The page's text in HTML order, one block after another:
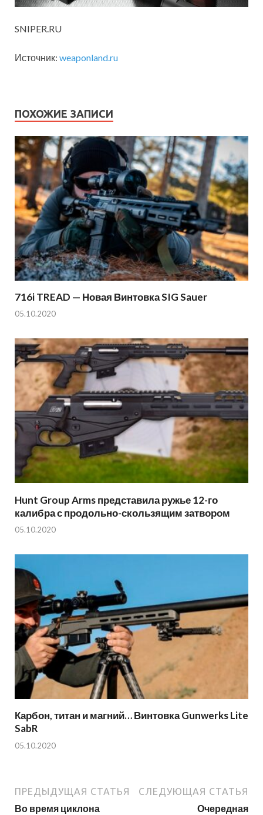
SNIPER.RU
Источник: weaponland.ru
ПОХОЖИЕ ЗАПИСИ
716i TREAD — Новая Винтовка SIG Sauer
05.10.2020
Hunt Group Arms представила ружье 12-го
калибра с продольно-скользящим затвором
05.10.2020
Карбон, титан и магний… Винтовка Gunwerks Lite
SabR
05.10.2020
ПРЕДЫДУЩАЯ СТАТЬЯ
Во время циклона
СЛЕДУЮЩАЯ СТАТЬЯ
Очередная